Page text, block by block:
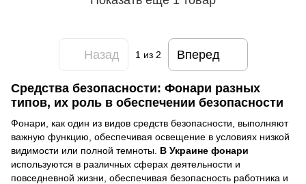
Назад 1из 2 Вперед
Средства безопасности: Фонари разных
типов, их роль в обеспечении безопасности
Фонари, как один из видов средств безопасности, выполняют
важную функцию, обеспечивая освещение в условиях низкой
видимости или полной темноты. В Украине фонари
используются в различных сферах деятельности и
повседневной жизни, обеспечивая безопасность работника и